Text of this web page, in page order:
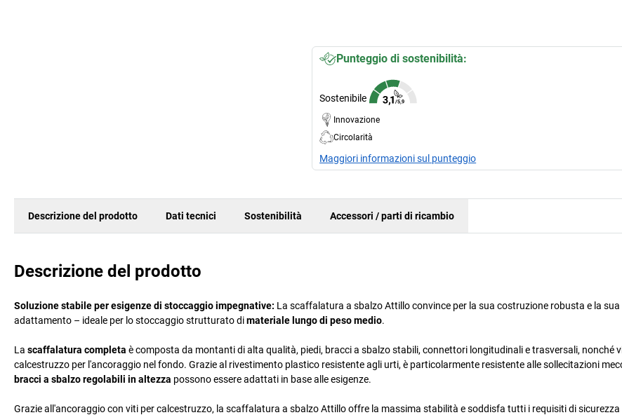
Punteggio di sostenibilità:
Sostenibile
Innovazione
Circolarità
Maggiori informazioni sul punteggio
Descrizione del prodotto Dati tecnici Sostenibilità Accessori / parti di ricambio
Descrizione del prodotto
Soluzione stabile per esigenze di stoccaggio impegnative: La scaffalatura a sbalzo Attillo convince per la sua costruzione robusta e la
adattamento – ideale per lo stoccaggio strutturato dimateriale lungo di peso medio.
La scaffalatura completa è composta da montanti di alta qualità, piedi, bracci a sbalzo stabili, connettori longitudinali e trasversali, nonché
calcestruzzo per l'ancoraggio nel fondo. Grazie al rivestimento plastico resistente agli urti, è particolarmente resistente alle sollecitazioni
bracci a sbalzo regolabili in altezza possono essere adattati in base alle esigenze.
Grazie all'ancoraggio con viti per calcestruzzo, la scaffalatura a sbalzo Attillo offre la massima stabilità e soddisfa tutti i requisiti di sicurezza